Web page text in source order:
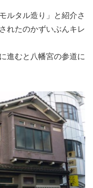
ルタル造り」と紹介さ
れたのかずいぶんキレ
進むと八幡宮の参道に